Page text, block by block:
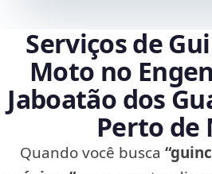
Serviços de
Moto no
Jaboatão dos
Perto de
Quando você busca